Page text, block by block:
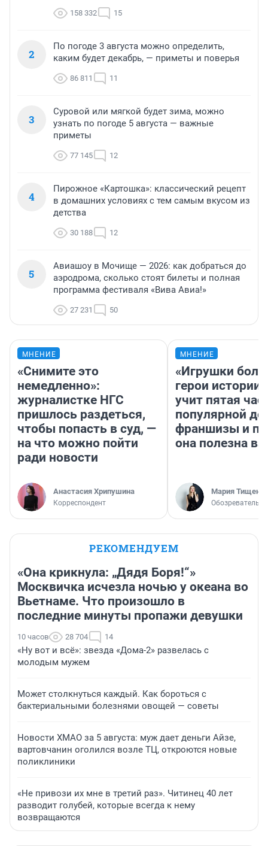
158 332 15
2
По погоде 3 августа можно определить,
каким будет декабрь, — приметы и поверья
86 811 11
3
Суровой или мягкой будет зима, можно
узнать по погоде 5 августа — важные
приметы
77 145 12
4
Пирожное «Картошка»: классический рецепт
в домашних условиях с тем самым вкусом из
детства
30 188 12
5
Авиашоу в Мочище — 2026: как добраться до
аэродрома, сколько стоят билеты и полная
программа фестиваля «Вива Авиа!»
27 231 50
МНЕНИЕ
«Снимите это
немедленно»:
журналистке НГС
пришлось раздеться,
чтобы попасть в суд, —
на что можно пойти
ради новости
Анастасия Хрипушина
Корреспондент
МНЕНИЕ
«Игрушки
герои
учит пятая
популярной
франшизы и
она полезна
Мария Тищенко
Обозреватель
РЕКОМЕНДУЕМ
«Она крикнула: „Дядя Боря!“»
Москвичка исчезла ночью у океана во
Вьетнаме. Что произошло в
последние минуты пропажи девушки
10 часов 28 704 14
«Ну вот и всё»: звезда «Дома-2» развелась с
молодым мужем
Может столкнуться каждый. Как бороться с
бактериальными болезнями овощей — советы
Новости ХМАО за 5 августа: муж дает деньги Айзе,
вартовчанин оголился возле ТЦ, откроются новые
поликлиники
«Не привози их мне в третий раз». Читинец 40 лет
разводит голубей, которые всегда к нему
возвращаются